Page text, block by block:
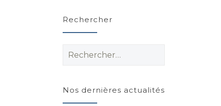
Rechercher
Rechercher :
Nos dernières actualités